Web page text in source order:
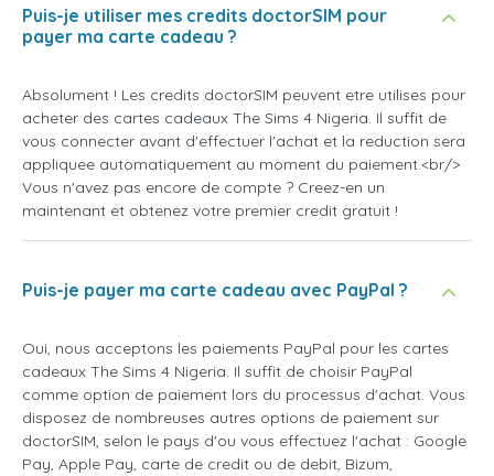
Puis-je utiliser mes credits doctorSIM pour
payer ma carte cadeau ?
Absolument ! Les credits doctorSIM peuvent etre utilises pour
acheter des cartes cadeaux The Sims 4 Nigeria. Il suffit de
vous connecter avant d'effectuer l'achat et la reduction sera
appliquee automatiquement au moment du paiement.<br/>
Vous n'avez pas encore de compte ? Creez-en un
maintenant et obtenez votre premier credit gratuit !
Puis-je payer ma carte cadeau avec PayPal ?
Oui, nous acceptons les paiements PayPal pour les cartes
cadeaux The Sims 4 Nigeria. Il suffit de choisir PayPal
comme option de paiement lors du processus d'achat. Vous
disposez de nombreuses autres options de paiement sur
doctorSIM, selon le pays d'ou vous effectuez l'achat : Google
Pay, Apple Pay, carte de credit ou de debit, Bizum,